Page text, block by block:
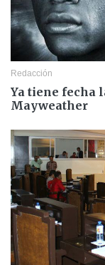
Redacción
Ya tiene fecha
Mayweather